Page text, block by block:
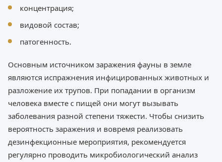
концентрация;
видовой состав;
патогенность.
Основным источником заражения фауны в земле
являются испражнения инфицированных животных и
разложение их трупов. При попадании в организм
человека вместе с пищей они могут вызывать
заболевания разной степени тяжести. Чтобы снизить
вероятность заражения и вовремя реализовать
дезинфекционные мероприятия, рекомендуется
регулярно проводить микробиологический анализ